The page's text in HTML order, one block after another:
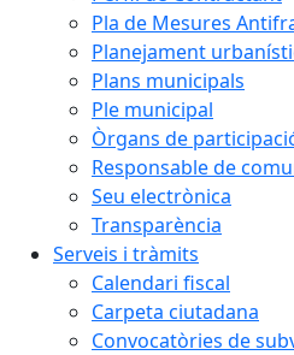
Pla de Mesures
Planejament
Plans municipals
Ple municipal
Òrgans de
Responsable de
Seu electrònica
Transparència
Serveis i tràmits
Calendari fiscal
Carpeta ciutadana
Convocatòries de